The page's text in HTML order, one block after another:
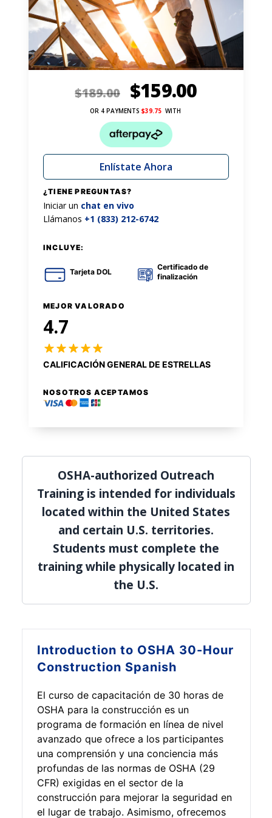
OSHA-authorized Outreach
Training is intended for individuals
located within the United States
and certain U.S. territories.
Students must complete the
training while physically located in
the U.S.
Introduction to OSHA 30-Hour
Construction Spanish
El curso de capacitación de 30 horas de
OSHA para la construcción es un
programa de formación en línea de nivel
avanzado que ofrece a los participantes
una comprensión y una conciencia más
profundas de las normas de OSHA (29
CFR) exigidas en el sector de la
construcción para mejorar la seguridad en
el lugar de trabajo. Asimismo, ofrecemos
$189.00 $159.00
OR 4 PAYMENTS $39.75WITH
Enlístate Ahora
¿TIENE PREGUNTAS?
Iniciar un chat en vivo
Llámanos +1 (833) 212-6742
INCLUYE:
Tarjeta DOL
Certificado de
finalización
MEJOR VALORADO
4.7
CALIFICACIÓN GENERAL DE ESTRELLAS
NOSOTROS ACEPTAMOS